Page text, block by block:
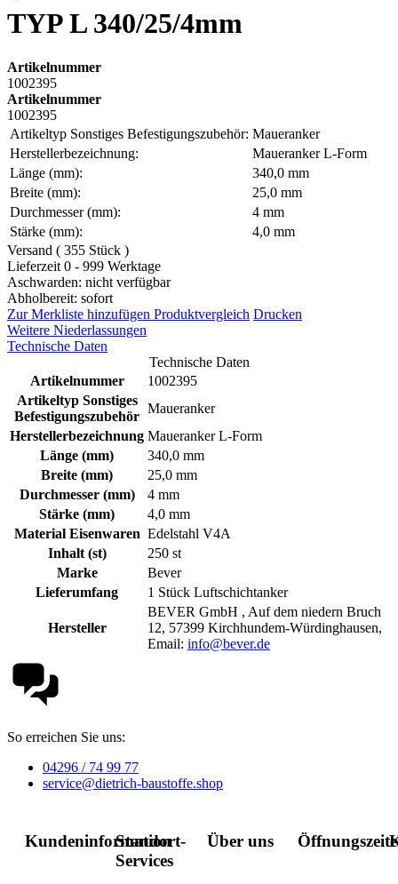
TYP L 340/25/4mm
Artikelnummer
1002395
Artikelnummer
1002395
Artikeltyp Sonstiges Befestigungszubehör: Maueranker
Herstellerbezeichnung:
Maueranker L-Form
Länge (mm):
340,0 mm
Breite (mm):
25,0 mm
Durchmesser (mm):
4 mm
Stärke (mm):
4,0 mm
Versand ( 355 Stück )
Lieferzeit 0 - 999 Werktage
Aschwarden: nicht verfügbar
Abholbereit: sofort
Zur Merkliste hinzufügen Produktvergleich Drucken
Weitere Niederlassungen
Technische Daten
Technische Daten
Artikelnummer
1002395
Artikeltyp Sonstiges
Befestigungszubehör
Maueranker
Herstellerbezeichnung Maueranker L-Form
Länge (mm)
340,0 mm
Breite (mm)
25,0 mm
Durchmesser (mm)
4 mm
Stärke (mm)
4,0 mm
Material Eisenwaren Edelstahl V4A
Inhalt (st)
250 st
Marke
Bever
Lieferumfang
1 Stück Luftschichtanker
Hersteller
BEVER GmbH , Auf dem niedern Bruch
12, 57399 Kirchhundem-Würdinghausen,
Email: info@bever.de
So erreichen Sie uns:
04296 / 74 99 77
service@dietrich-baustoffe.shop
Kundeninformation
Standort-
Services
Über uns